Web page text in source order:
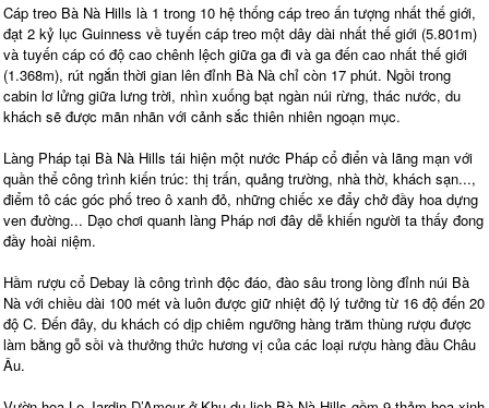
Cáp treo Bà Nà Hills là 1 trong 10 hệ thống cáp treo ấn tượng nhất thế giới,
đạt 2 kỷ lục Guinness về tuyến cáp treo một dây dài nhất thế giới (5.801m)
và tuyến cáp có độ cao chênh lệch giữa ga đi và ga đến cao nhất thế giới
(1.368m), rút ngắn thời gian lên đỉnh Bà Nà chỉ còn 17 phút. Ngồi trong
cabin lơ lửng giữa lưng trời, nhìn xuống bạt ngàn núi rừng, thác nước, du
khách sẽ được mãn nhãn với cảnh sắc thiên nhiên ngoạn mục.
Làng Pháp tại Bà Nà Hills tái hiện một nước Pháp cổ điển và lãng mạn với
quần thể công trình kiến trúc: thị trấn, quảng trường, nhà thờ, khách sạn...,
điểm tô các góc phố treo ô xanh đỏ, những chiếc xe đẩy chở đầy hoa dựng
ven đường... Dạo chơi quanh làng Pháp nơi đây dễ khiến người ta thấy đong
đầy hoài niệm.
Hầm rượu cổ Debay là công trình độc đáo, đào sâu trong lòng đỉnh núi Bà
Nà với chiều dài 100 mét và luôn được giữ nhiệt độ lý tưởng từ 16 độ đến 20
độ C. Đến đây, du khách có dịp chiêm ngưỡng hàng trăm thùng rượu được
làm bằng gỗ sồi và thưởng thức hương vị của các loại rượu hàng đầu Châu
Âu.